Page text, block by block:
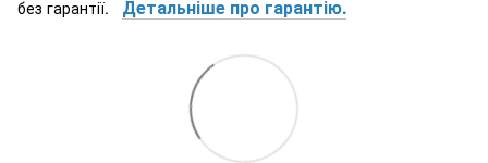
без гарантії. Детальніше про гарантію.